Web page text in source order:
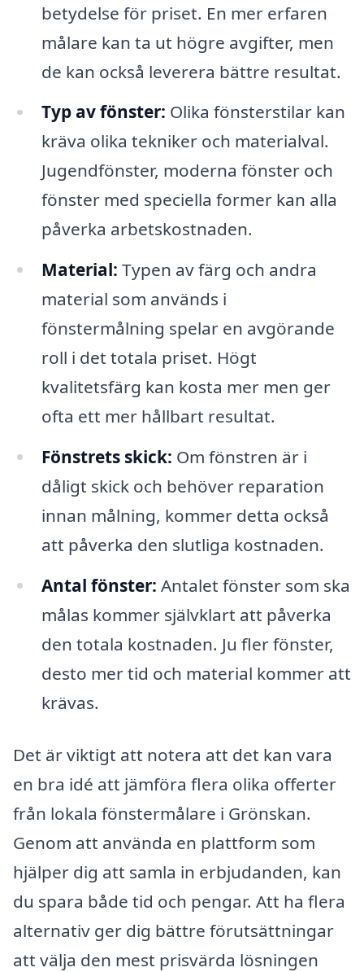
betydelse för priset. En mer erfaren
målare kan ta ut högre avgifter, men
de kan också leverera bättre resultat.
Typ av fönster: Olika fönsterstilar kan
kräva olika tekniker och materialval.
Jugendfönster, moderna fönster och
fönster med speciella former kan alla
påverka arbetskostnaden.
Material: Typen av färg och andra
material som används i
fönstermålning spelar en avgörande
roll i det totala priset. Högt
kvalitetsfärg kan kosta mer men ger
ofta ett mer hållbart resultat.
Fönstrets skick: Om fönstren är i
dåligt skick och behöver reparation
innan målning, kommer detta också
att påverka den slutliga kostnaden.
Antal fönster: Antalet fönster som ska
målas kommer självklart att påverka
den totala kostnaden. Ju fler fönster,
desto mer tid och material kommer att
krävas.
Det är viktigt att notera att det kan vara
en bra idé att jämföra flera olika offerter
från lokala fönstermålare i Grönskan.
Genom att använda en plattform som
hjälper dig att samla in erbjudanden, kan
du spara både tid och pengar. Att ha flera
alternativ ger dig bättre förutsättningar
att välja den mest prisvärda lösningen